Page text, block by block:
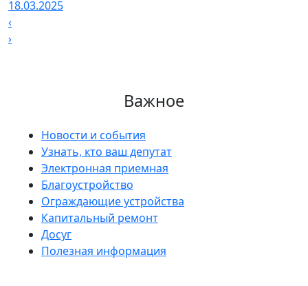
18.03.2025
‹
›
Важное
Новости и события
Узнать, кто ваш депутат
Электронная приемная
Благоустройство
Ограждающие устройства
Капитальный ремонт
Досуг
Полезная информация